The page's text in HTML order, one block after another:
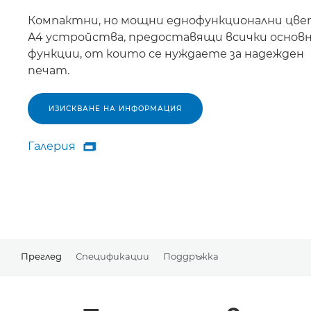
Компактни, но мощни еднофункционални
A4 устройства, предоставящи всички
функции, от които се нуждаете за надежден
печат.
ИЗИСКВАНЕ НА ИНФОРМАЦИЯ
Галерия
Галерия

Преглед Спецификации Поддръжка